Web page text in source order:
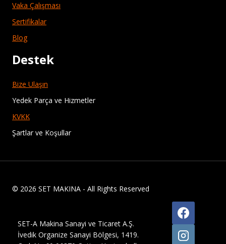
Vaka Çalışması
Sertifikalar
Blog
Destek
Bize Ulaşın
Yedek Parça ve Hizmetler
KVKK
Şartlar ve Koşullar
© 2026 SET MAKINA - All Rights Reserved
SET-A Makina Sanayi ve Ticaret A.Ş.
İvedik Organize Sanayi Bölgesi, 1419.